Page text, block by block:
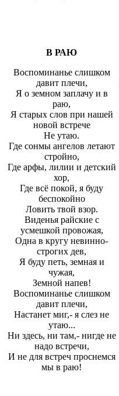
В РАЮ
Воспоминанье слишком
давит плечи,
Я о земном заплачу и в
раю,
Я старых слов при нашей
новой встрече
Не утаю.
Где сонмы ангелов летают
стройно,
Где арфы, лилии и детский
хор,
Где всё покой, я буду
беспокойно
Ловить твой взор.
Виденья райские с
усмешкой провожая,
Одна в кругу невинно-
строгих дев,
Я буду петь, земная и
чужая,
Земной напев!
Воспоминанье слишком
давит плечи,
Настанет миг,- я слез не
утаю...
Ни здесь, ни там,- нигде не
надо встречи,
И не для встреч проснемся
мы в раю!